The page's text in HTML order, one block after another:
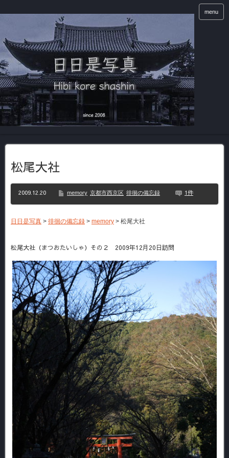
menu
松尾大社
2009.12.20 memory 京都市西京区 徘徊の備忘録 1件
日日是写真 > 徘徊の備忘録 > memory > 松尾大社
松尾大社（まつおたいしゃ）その２ 2009年12月20日訪問